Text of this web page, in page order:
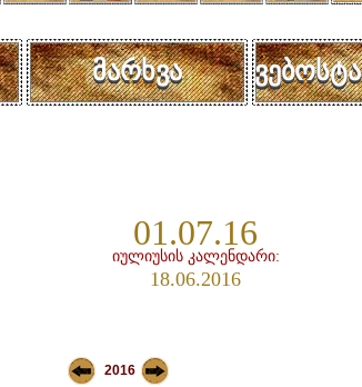
მარხვა
01.07.16
იულიუსის კალენდარი:
18.06.2016
2016